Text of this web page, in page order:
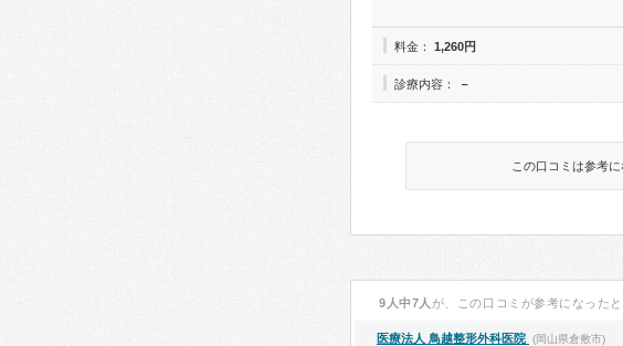
料金： 1,260円
診療内容： －
この口コミは参考
9人中7人 が、この口コミが参考になった
医療法人 鳥越整形外科医院 (岡山県倉敷市)